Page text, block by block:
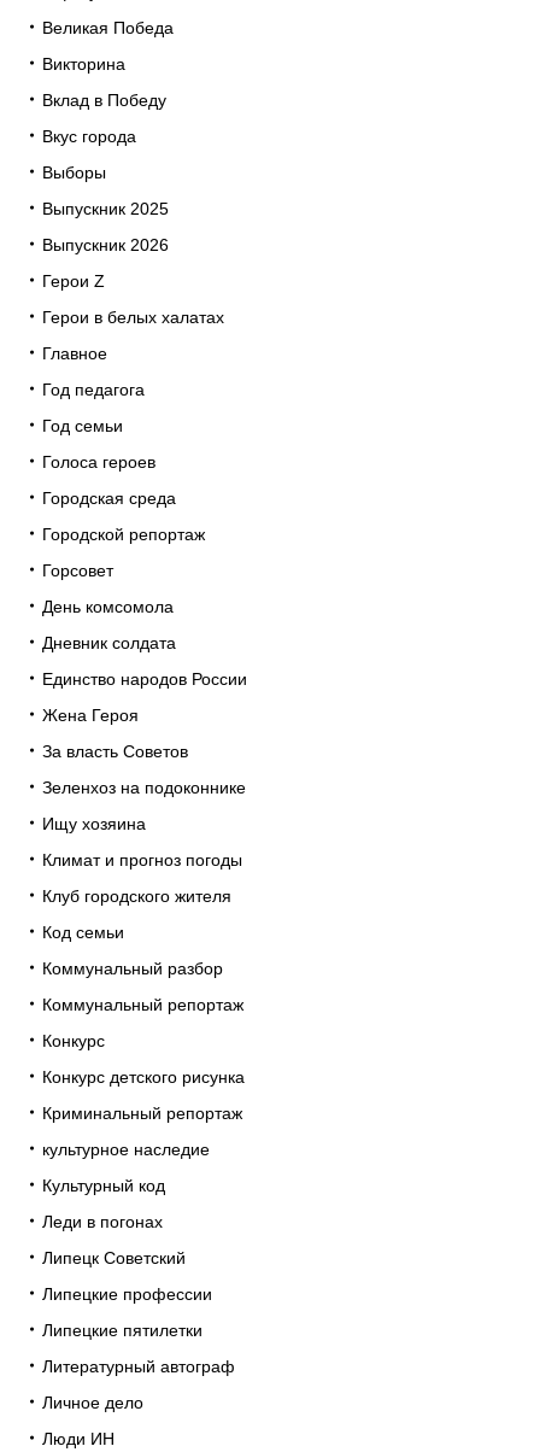
Великая Победа
Викторина
Вклад в Победу
Вкус города
Выборы
Выпускник 2025
Выпускник 2026
Герои Z
Герои в белых халатах
Главное
Год педагога
Год семьи
Голоса героев
Городская среда
Городской репортаж
Горсовет
День комсомола
Дневник солдата
Единство народов России
Жена Героя
За власть Советов
Зеленхоз на подоконнике
Ищу хозяина
Климат и прогноз погоды
Клуб городского жителя
Код семьи
Коммунальный разбор
Коммунальный репортаж
Конкурс
Конкурс детского рисунка
Криминальный репортаж
культурное наследие
Культурный код
Леди в погонах
Липецк Советский
Липецкие профессии
Липецкие пятилетки
Литературный автограф
Личное дело
Люди ИН